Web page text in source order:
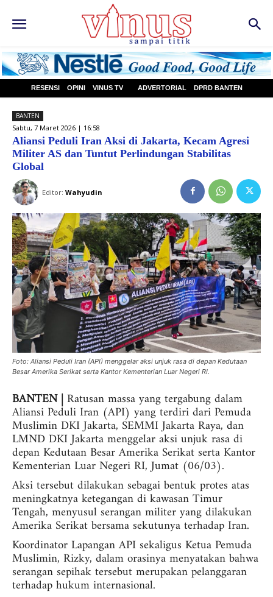
RESENSI OPINI VINUS TV ADVERTORIAL DPRD BANTEN
BANTEN
Sabtu, 7 Maret 2026 | 16:58
Aliansi Peduli Iran Aksi di Jakarta, Kecam Agresi
Militer AS dan Tuntut Perlindungan Stabilitas
Global
Editor: Wahyudin
Foto: Aliansi Peduli Iran (API) menggelar aksi unjuk rasa di depan Kedutaan
Besar Amerika Serikat serta Kantor Kementerian Luar Negeri RI.
BANTEN | Ratusan massa yang tergabung dalam
Aliansi Peduli Iran (API) yang terdiri dari Pemuda
Muslimin DKI Jakarta, SEMMI Jakarta Raya, dan
LMND DKI Jakarta menggelar aksi unjuk rasa di
depan Kedutaan Besar Amerika Serikat serta Kantor
Kementerian Luar Negeri RI, Jumat (06/03).
Aksi tersebut dilakukan sebagai bentuk protes atas
meningkatnya ketegangan di kawasan Timur
Tengah, menyusul serangan militer yang dilakukan
Amerika Serikat bersama sekutunya terhadap Iran.
Koordinator Lapangan API sekaligus Ketua Pemuda
Muslimin, Rizky, dalam orasinya menyatakan bahwa
serangan sepihak tersebut merupakan pelanggaran
terhadap hukum internasional.